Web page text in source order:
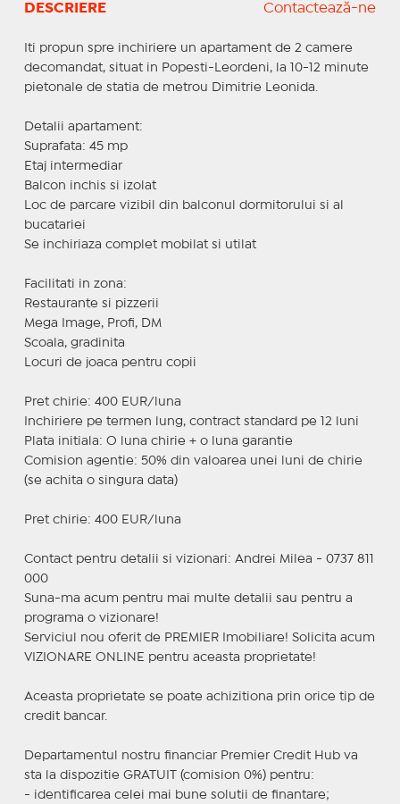
DESCRIERE Contactează-ne
Iti propun spre inchiriere un apartament de 2 camere
decomandat, situat in Popesti-Leordeni, la 10-12 minute
pietonale de statia de metrou Dimitrie Leonida.
Detalii apartament:
Suprafata: 45 mp
Etaj intermediar
Balcon inchis si izolat
Loc de parcare vizibil din balconul dormitorului si al
bucatariei
Se inchiriaza complet mobilat si utilat
Facilitati in zona:
Restaurante si pizzerii
Mega Image, Profi, DM
Scoala, gradinita
Locuri de joaca pentru copii
Pret chirie: 400 EUR/luna
Inchiriere pe termen lung, contract standard pe 12 luni
Plata initiala: O luna chirie + o luna garantie
Comision agentie: 50% din valoarea unei luni de chirie
(se achita o singura data)
Pret chirie: 400 EUR/luna
Contact pentru detalii si vizionari: Andrei Milea - 0737 811
000
Suna-ma acum pentru mai multe detalii sau pentru a
programa o vizionare!
Serviciul nou oferit de PREMIER Imobiliare! Solicita acum
VIZIONARE ONLINE pentru aceasta proprietate!
Aceasta proprietate se poate achizitiona prin orice tip de
credit bancar.
Departamentul nostru financiar Premier Credit Hub va
sta la dispozitie GRATUIT (comision 0%) pentru:
- identificarea celei mai bune solutii de finantare;